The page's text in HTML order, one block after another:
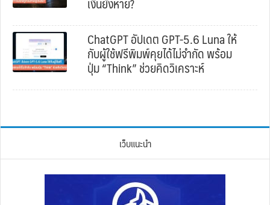
ChatGPT อัปเดต GPT-5.6 Luna ให้
กับผู้ใช้ฟรีพิมพ์คุยได้ไม่จำกัด พร้อม
ปุ่ม “Think” ช่วยคิดวิเคราะห์
เว็บแนะนำ